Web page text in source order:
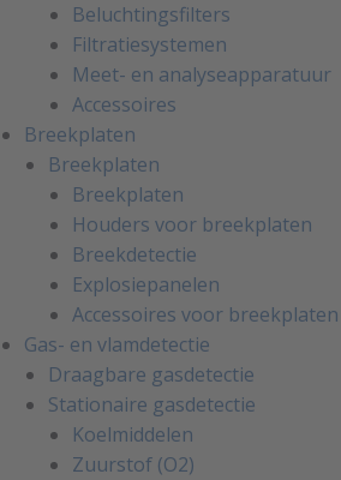
Beluchtingsfilters
Filtratiesystemen
Meet- en analyseapparatuur
Accessoires
Breekplaten
Breekplaten
Breekplaten
Houders voor breekplaten
Breekdetectie
Explosiepanelen
Accessoires voor breekplaten
Gas- en vlamdetectie
Draagbare gasdetectie
Stationaire gasdetectie
Koelmiddelen
Zuurstof (O2)